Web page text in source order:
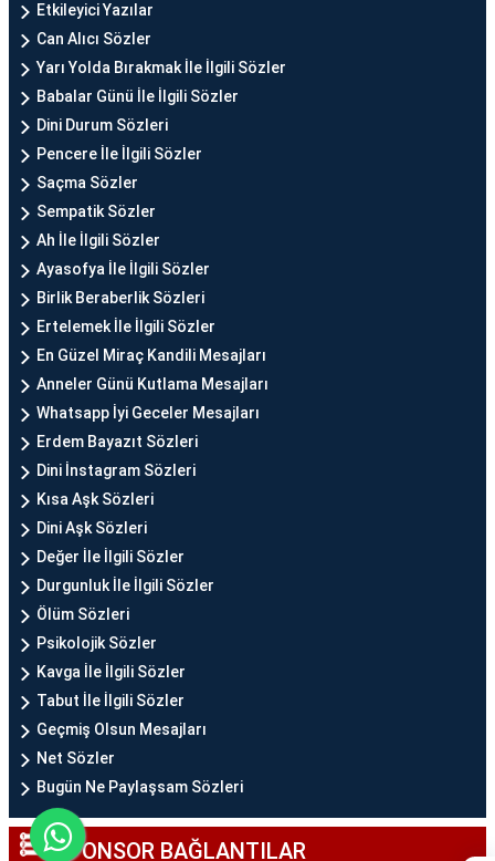
Etkileyici Yazılar
Can Alıcı Sözler
Yarı Yolda Bırakmak İle İlgili Sözler
Babalar Günü İle İlgili Sözler
Dini Durum Sözleri
Pencere İle İlgili Sözler
Saçma Sözler
Sempatik Sözler
Ah İle İlgili Sözler
Ayasofya İle İlgili Sözler
Birlik Beraberlik Sözleri
Ertelemek İle İlgili Sözler
En Güzel Miraç Kandili Mesajları
Anneler Günü Kutlama Mesajları
Whatsapp İyi Geceler Mesajları
Erdem Bayazıt Sözleri
Dini İnstagram Sözleri
Kısa Aşk Sözleri
Dini Aşk Sözleri
Değer İle İlgili Sözler
Durgunluk İle İlgili Sözler
Ölüm Sözleri
Psikolojik Sözler
Kavga İle İlgili Sözler
Tabut İle İlgili Sözler
Geçmiş Olsun Mesajları
Net Sözler
Bugün Ne Paylaşsam Sözleri
SPONSOR BAĞLANTILAR